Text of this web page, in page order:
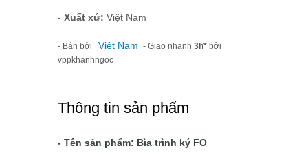
- Xuất xứ: Việt Nam
- Bán bởi Việt Nam - Giao nhanh 3h* bởi
vppkhanhngoc
Thông tin sản phẩm
- Tên sản phẩm: Bìa trình ký FO